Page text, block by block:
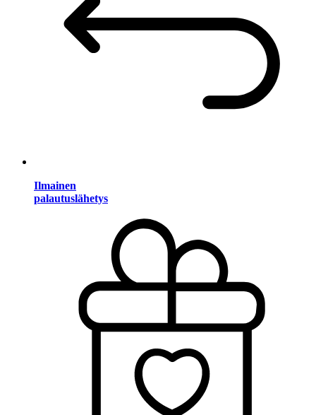
Ilmainen
palautuslähetys